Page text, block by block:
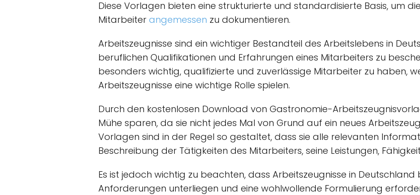
Diese Vorlagen bieten eine strukturierte und standardisierte Basis, um
Mitarbeiter angemessen zu dokumentieren.
Arbeitszeugnisse sind ein wichtiger Bestandteil des Arbeitslebens in
beruflichen Qualifikationen und Erfahrungen eines Mitarbeiters zu
besonders wichtig, qualifizierte und zuverlässige Mitarbeiter zu haben,
Arbeitszeugnisse eine wichtige Rolle spielen.
Durch den kostenlosen Download von Gastronomie-
Mühe sparen, da sie nicht jedes Mal von Grund auf ein neues
Vorlagen sind in der Regel so gestaltet, dass sie alle relevanten
Beschreibung der Tätigkeiten des Mitarbeiters, seine Leistungen,
Es ist jedoch wichtig zu beachten, dass Arbeitszeugnisse in
Anforderungen unterliegen und eine wohlwollende Formulierung